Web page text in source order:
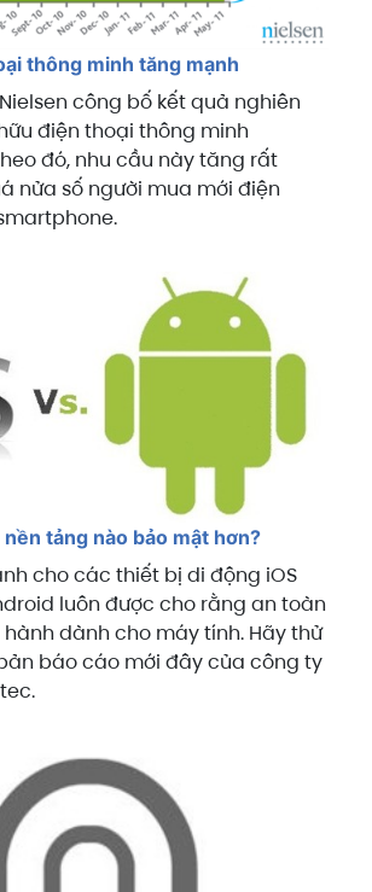
thông minh tăng mạnh
công bố kết quả nghiên
điện thoại thông minh
đó, nhu cầu này tăng rất
nửa số người mua mới điện
tảng nào bảo mật hơn?
cho các thiết bị di động iOS
luôn được cho rằng an toàn
dành cho máy tính. Hãy thử
báo cáo mới đây của công ty